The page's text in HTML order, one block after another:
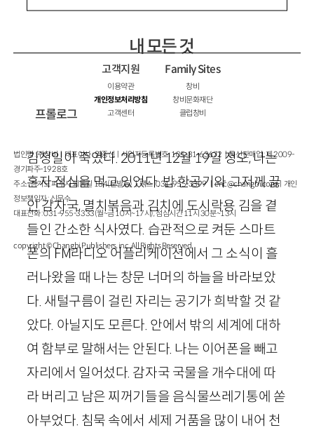
내 모든 것
프롤로그
김정일이 죽었다.2011년12월19일 정오, 나는
혼자 점심을 먹고 있었다. 밥 한공기와 그저께 끓
인 감자국, 멸치볶음과 김치에 도시락용 김을 곁
들인 간소한 식사였다. 습관적으로 켜둔 스마트
폰의FM라디오 어플리케이션에서 그 소식이 흘
러나왔을 때 나는 창문 너머의 하늘을 바라보았
다. 새털구름이 걸린 자리는 공기가 희박할 것 같
았다. 아닐지도 모른다. 안에서 밖의 세계에 대하
여 함부로 말해서는 안된다. 나는 이어폰을 빼고
자리에서 일어섰다. 감자국 국물을 개수대에 따
라 버리고 남은 찌꺼기들을 음식물쓰레기통에 쏟
아부었다. 침묵 속에서 세제 거품을 많이 내어 천
고객지원
이용약관
개인정보처리방침
고객센터
Family Sites
창비
창비문화재단
클럽창비
법인명 : ㈜창비ㅣ대표이사 : 염종선ㅣ사업자등록번호 : 105-81-63672ㅣ통신판매업 : 제 2009-
경기파주-1928호
주소 : 경기도 파주시 회동길 184(문발동)ㅣ팩스 : 031-955-3399 ㅣcnc@changbi.comㅣ개인
정보책임자 : 신문수
대표전화 : 031-955-3333(월~금 10시~17시), 점심시간 11시 30분~13시
copyright © Changbi Publishers, inc. All Rights Reserved.